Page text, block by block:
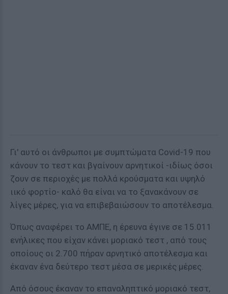
Γι' αυτό οι άνθρωποι με συμπτώματα Covid-19 που
κάνουν το τεστ και βγαίνουν αρνητικοί -ιδίως όσοι
ζουν σε περιοχές με πολλά κρούσματα και υψηλό
ιικό φορτίο- καλό θα είναι να το ξανακάνουν σε
λίγες μέρες, για να επιβεβαιώσουν το αποτέλεσμα.
Όπως αναφέρει το ΑΜΠΕ, η έρευνα έγινε σε 15.011
ενήλικες που είχαν κάνει μοριακό τεστ , από τους
οποίους οι 2.700 πήραν αρνητικό αποτέλεσμα και
έκαναν ένα δεύτερο τεστ μέσα σε μερικές μέρες.
Από όσους έκαναν το επαναληπτικό μοριακό τεστ,